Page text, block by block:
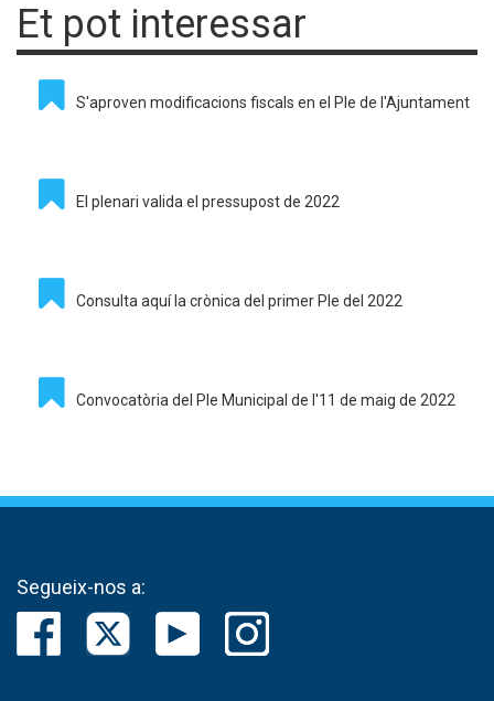
Et pot interessar
S'aproven modificacions fiscals en el Ple de l'Ajuntament
El plenari valida el pressupost de 2022
Consulta aquí la crònica del primer Ple del 2022
Convocatòria del Ple Municipal de l'11 de maig de 2022
Segueix-nos a: